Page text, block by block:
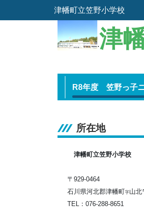
津幡町立笠野小学校
.津
R8年度 笠野っ子
所在地
津幡町立笠野小学校
〒929-0464
石川県河北郡津幡町字山北
TEL：076-288-8651